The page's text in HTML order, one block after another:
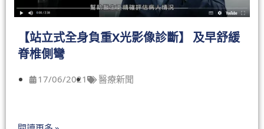
【站立式全身負重X光影像診斷】 及早舒緩
脊椎側彎
17/06/2021 醫療新聞